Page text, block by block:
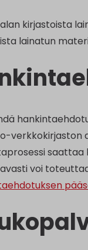
kirjastoista
lainatun
verkkokirjaston
saattaa
voi